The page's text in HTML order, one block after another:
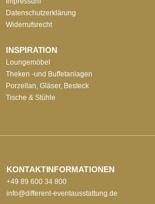
Datenschutzerklärung
Widerrufsrecht
INSPIRATION
Loungemöbel
Theken -und Buffetanlagen
Porzellan, Gläser, Besteck
Tische & Stühle
KONTAKTINFORMATIONEN
+49 89 600 34 800
info@different-eventausstattung.de